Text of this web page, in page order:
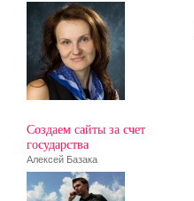
Создаем сайты за счет
государства
Алексей Базака